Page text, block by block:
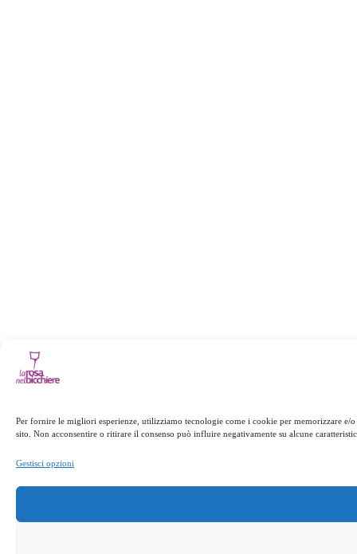
Per fornire le migliori esperienze, utilizziamo tecnologie come i cookie per memorizzare
sito. Non acconsentire o ritirare il consenso può influire negativamente su alcune
Gestisci opzioni